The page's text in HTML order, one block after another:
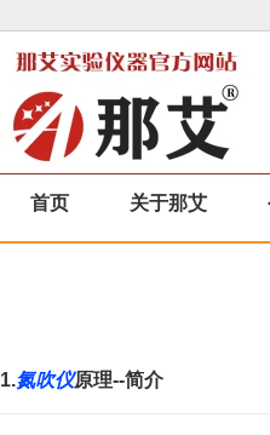
首页 关于那艾
1.氮吹仪原理--简介